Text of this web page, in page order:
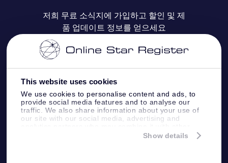
This website uses cookies
We use cookies to personalise content and ads, to
provide social media features and to analyse our
traffic. We also share information about your use of
our site with our social media, advertising and
information that you’ve provided to them or that
Show details
OSR 상품권
기업 선물
맞춤 별 페이지
One Million Stars
Fly me to the stars VR 앱
결제 정보
배송 정보
환불 정책
별자리
저희 무료 소식지에 가입하고 할인 및 제
품 업데이트 정보를 얻으세요